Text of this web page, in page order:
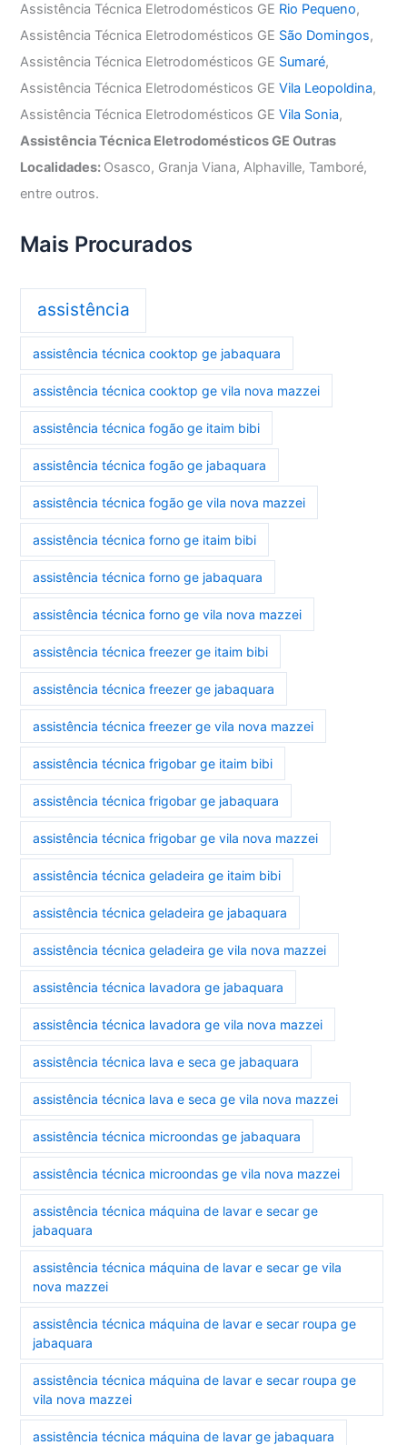
Assistência Técnica Eletrodomésticos GE Rio Pequeno,
Assistência Técnica Eletrodomésticos GE São Domingos,
Assistência Técnica Eletrodomésticos GE Sumaré,
Assistência Técnica Eletrodomésticos GEVila Leopoldina,
Assistência Técnica Eletrodomésticos GEVila Sonia,
Assistência Técnica Eletrodomésticos GE Outras
Localidades: Osasco, Granja Viana, Alphaville, Tamboré,
entre outros.
Mais Procurados
assistência
assistência técnica cooktop ge jabaquara
assistência técnica cooktop ge vila nova mazzei
assistência técnica fogão ge itaim bibi
assistência técnica fogão ge jabaquara
assistência técnica fogão ge vila nova mazzei
assistência técnica forno ge itaim bibi
assistência técnica forno ge jabaquara
assistência técnica forno ge vila nova mazzei
assistência técnica freezer ge itaim bibi
assistência técnica freezer ge jabaquara
assistência técnica freezer ge vila nova mazzei
assistência técnica frigobar ge itaim bibi
assistência técnica frigobar ge jabaquara
assistência técnica frigobar ge vila nova mazzei
assistência técnica geladeira ge itaim bibi
assistência técnica geladeira ge jabaquara
assistência técnica geladeira ge vila nova mazzei
assistência técnica lavadora ge jabaquara
assistência técnica lavadora ge vila nova mazzei
assistência técnica lava e seca ge jabaquara
assistência técnica lava e seca ge vila nova mazzei
assistência técnica microondas ge jabaquara
assistência técnica microondas ge vila nova mazzei
assistência técnica máquina de lavar e secar ge
jabaquara
assistência técnica máquina de lavar e secar ge vila
nova mazzei
assistência técnica máquina de lavar e secar roupa ge
jabaquara
assistência técnica máquina de lavar e secar roupa ge
vila nova mazzei
assistência técnica máquina de lavar ge jabaquara